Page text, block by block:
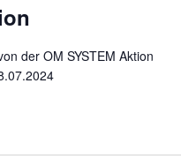
der OM SYSTEM Aktion